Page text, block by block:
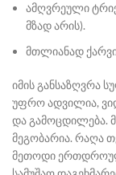
ამღვრეული
მზად არის).
მთლიანად
იმის განსაზღვრა
უფრო ადვილია,
და გამოცდილება.
მეგობარია.რაღა
მეთოდი